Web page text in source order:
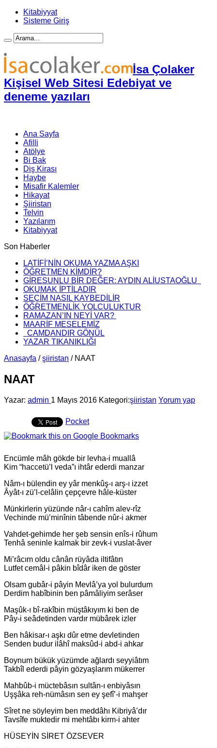
Kitabiyyat
Sisteme Giriş
İsa Çolaker
Kişisel Web Sitesi Edebiyat ve
deneme yazıları
Ana Sayfa
Afilli
Atölye
Bi Bak
Diş Kirası
Haybe
Misafir Kalemler
Hikayat
Şiiristan
Telvin
Yazılarım
Kitabiyyat
Son Haberler
LATİFİ’NİN OKUMA YAZMA AŞKI
ÖĞRETMEN KİMDİR?
GİRESUNLU BİR DEĞER: AYDIN ALİUSTAOĞLU
OKUMAK İPTİLADIR
SEÇİM NASIL KAYBEDİLİR
ÖĞRETMENLİK YOLCULUKTUR
RAMAZAN’IN NEYİ VAR?
MAARİF MESELEMİZ
CAMDANDIR GÖNÜL
YAZAR TIKANIKLIĞI
Anasayfa /şiiristan / NAAT
NAAT
Yazar: admin 1 Mayıs 2016 Kategori:şiiristan Yorum yap
Pocket
Encümle mâh gökde bir levha-i muallâ
Kim “haccetü’l veda”ı ihtâr ederdi manzar
Nâm-ı bülendin ey yâr menkûş-ı arş-ı izzet
Âyât-ı zü’l-celâlin çepçevre hâle-küster
Münkirlerin yüzünde nâr-ı cahîm alev-rîz
Vechinde mü’minînin tâbende nûr-i akmer
Vahdet-gehimde her şeb sensin enîs-i rûhum
Tenhâ seninle kalmak bir zevk-i vuslat-âver
Mi’râcım oldu cânân rüyâda iltifâtın
Lutfet cemâl-i pâkin bîdâr iken de göster
Olsam gubâr-i pâyin Mevlâ’ya yol bulurdum
Derdim habîbinin ben pâmâliyim serâser
Maşûk-ı bî-rakîbin müştâkıyım ki ben de
Pây-i seâdetinden vardır mübârek izler
Ben hâkisar-ı aşkı dûr etme devletinden
Senden budur ilâhî maksûd-i abd-i ahkar
Boynum bükük yüzümde ağlardı seyyiâtım
Takbîl ederdi pâyin gözyaşlarım mükerrer
Mahbûb-i müctebâsın sultân-ı enbiyâsın
Uşşâka reh-nümâsın sen ey şefî’-i mahşer
Sîret ne söyleyim ben meddâhı Kibriyâ’dır
Tavsîfe muktedir mi mehtâbı kirm-i ahter
HÜSEYİN SİRET ÖZSEVER